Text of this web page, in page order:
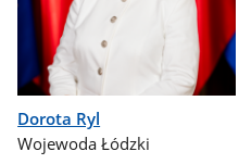
Dorota Ryl
Wojewoda Łódzki